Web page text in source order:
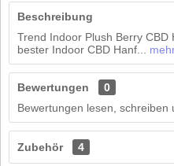
Beschreibung
Trend Indoor Plush Berry
bester Indoor CBD Hanf...
Bewertungen
0
Bewertungen lesen, schreiben
Zubehör 4